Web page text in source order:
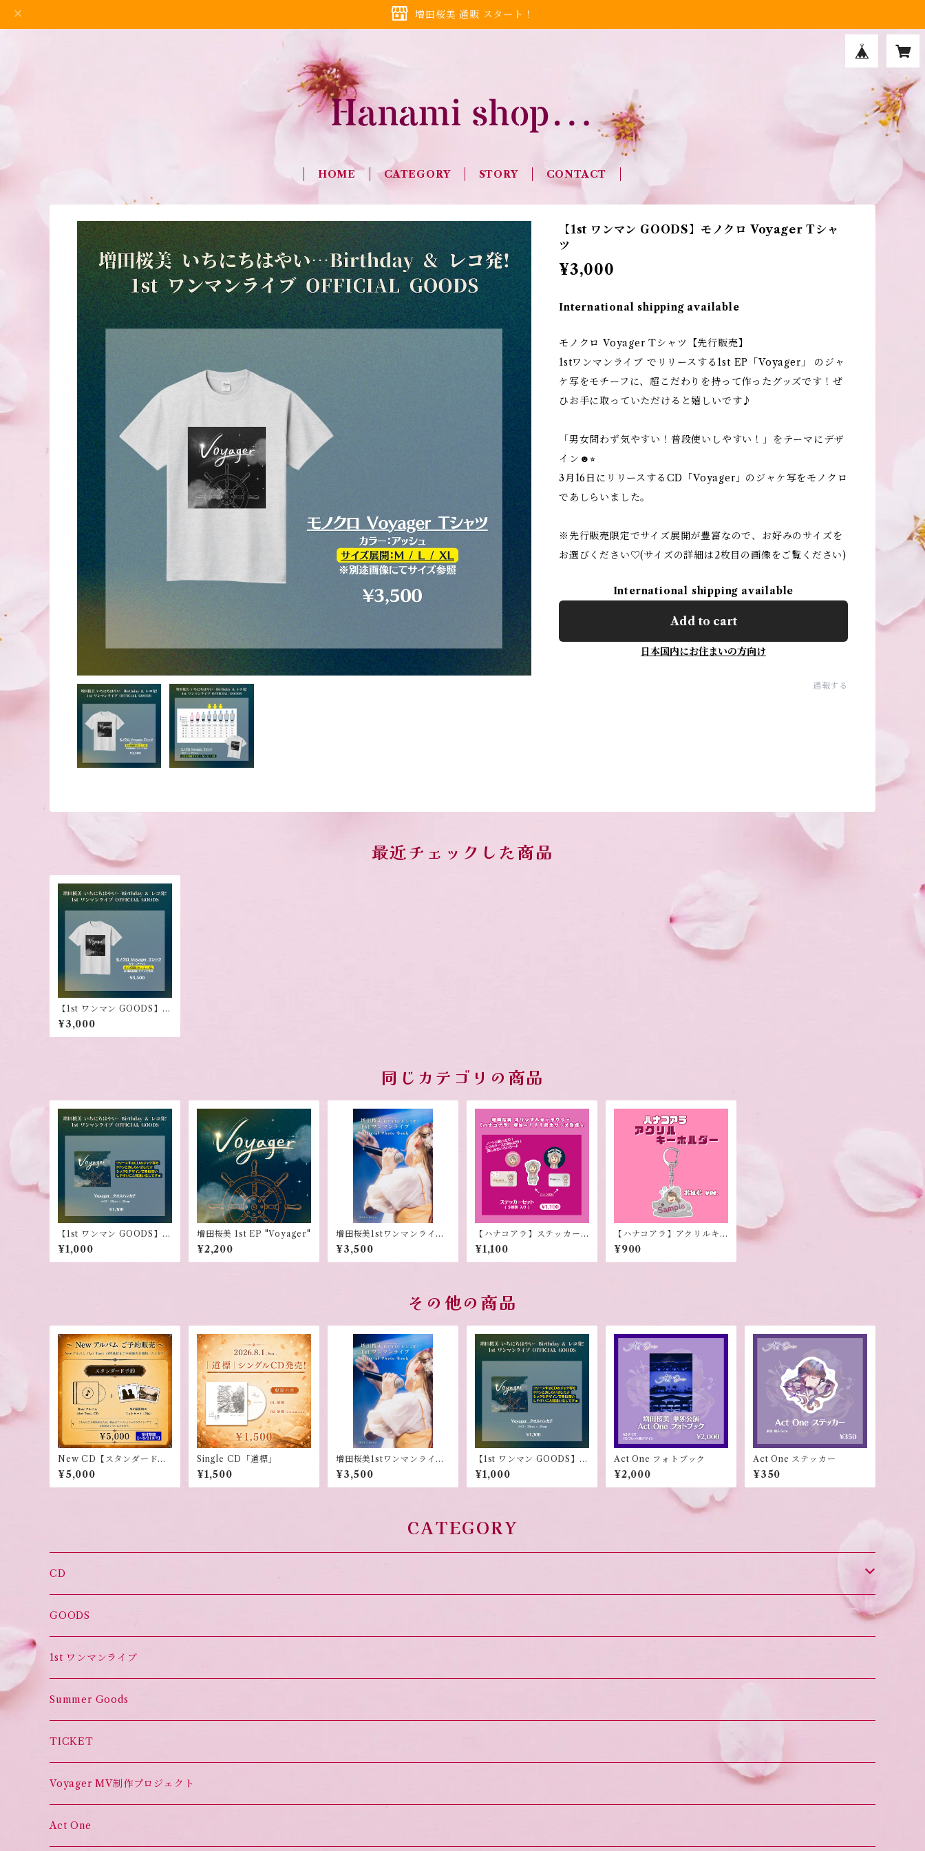
増田桜美 通販 スタート！
HOME CATEGORY STORY CONTACT
【1st ワンマン GOODS】モノクロ Voyager Tシャ
ツ
¥3,000
International shipping available
モノクロ Voyager Tシャツ【先行販売】
1stワンマンライブ でリリースする1st EP「Voyager」 のジャ
ケ写をモチーフに、超こだわりを持って作ったグッズです！ぜ
ひお手に取っていただけると嬉しいです♪
「男女問わず気やすい！普段使いしやすい！」をテーマにデザ
イン☻⭐︎
3月16日にリリースするCD「Voyager」のジャケ写をモノクロ
であしらいました。
※先行販売限定でサイズ展開が豊富なので、お好みのサイズを
お選びください♡(サイズの詳細は2枚目の画像をご覧ください)
International shipping available
Add to cart
日本国内にお住まいの方向け
通報する
最近チェックした商品
【1st ワンマン GOODS】モ
ノクロ Voyager Tシャツ
¥3,000
同じカテゴリの商品
【1st ワンマン GOODS】V
oyager タオルハンカチ
¥1,000
増田桜美 1st EP "Voyager"
¥2,200
増田桜美1stワンマンライブ
フォトブック
¥3,500
【ハナコアラ】ステッカー
セット
¥1,100
【ハナコアラ】アクリルキ
ーホルダー (おねむver.)
¥900
その他の商品
New CD【スタンダード予
約】
¥5,000
Single CD「道標」
¥1,500
増田桜美1stワンマンライブ
フォトブック
¥3,500
【1st ワンマン GOODS】V
oyager タオルハンカチ
¥1,000
Act One フォトブック
¥2,000
Act One ステッカー
¥350
CATEGORY
CD
オススメ！
Set List CD
GOODS
1st ワンマンライブ
Summer Goods
TICKET
Voyager MV制作プロジェクト
Act One